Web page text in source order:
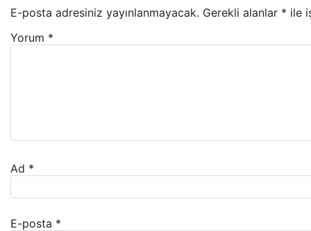
E-posta adresiniz yayınlanmayacak. Gerekli alanlar * ile
Yorum *
Ad *
E-posta *